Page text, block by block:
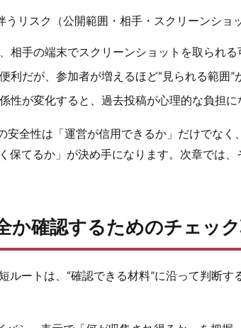
うリスク（公開範囲・相手・スクリーンショッ
相手の端末でスクリーンショットを取られる
利だが、参加者が増えるほど“見られる範囲”
性が変化すると、過去投稿が心理的な負担に
安全性は「運営が信用できるか」だけでなく
保てるか」が決め手になります。次章では
か確認するためのチェッ
ルートは、“確認できる材料”に沿って判断す